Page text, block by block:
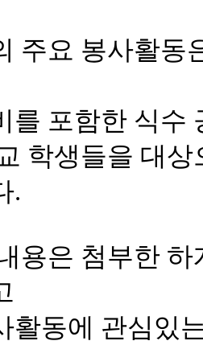
주요 봉사활
를 포함한 식수
학생들을 대
.
용은 첨부한
활동에 관심있